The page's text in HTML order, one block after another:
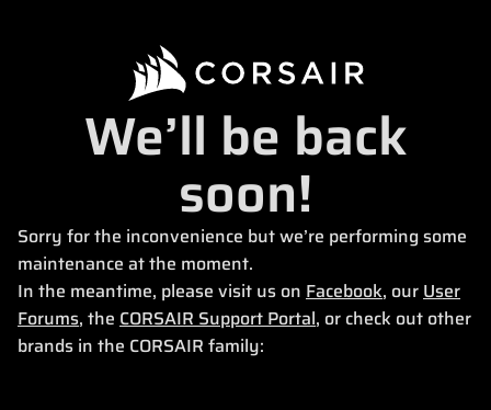
We’ll be back
soon!
Sorry for the inconvenience but we’re performing some
maintenance at the moment.
In the meantime, please visit us on Facebook, our User
Forums, the CORSAIR Support Portal, or check out other
brands in the CORSAIR family: